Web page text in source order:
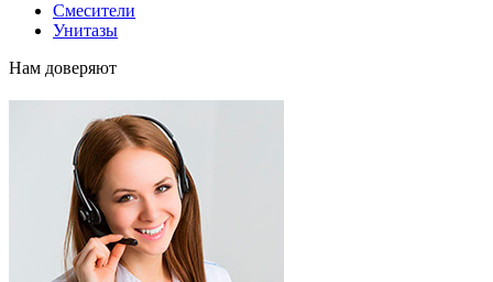
Смесители
Унитазы
Нам доверяют